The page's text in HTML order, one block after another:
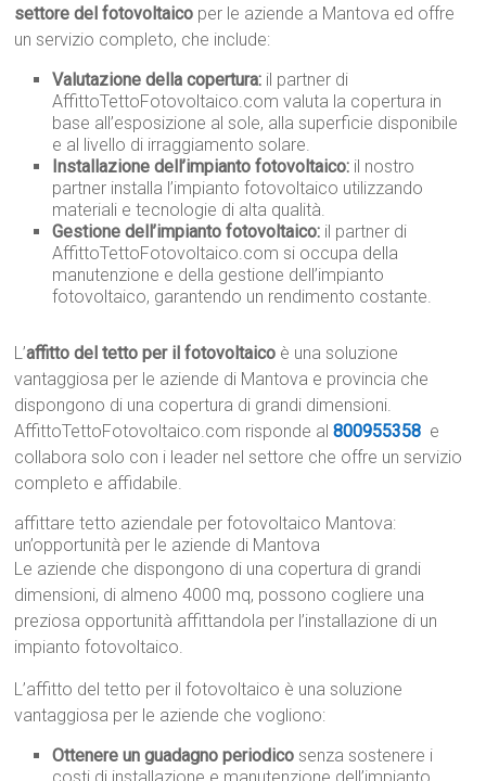
settore del fotovoltaico per le aziende a Mantova ed offre
un servizio completo, che include:
Valutazione della copertura: il partner di
AffittoTettoFotovoltaico.com valuta la copertura in
base all’esposizione al sole, alla superficie disponibile
e al livello di irraggiamento solare.
Installazione dell’impianto fotovoltaico: il nostro
partner installa l’impianto fotovoltaico utilizzando
materiali e tecnologie di alta qualità.
Gestione dell’impianto fotovoltaico: il partner di
AffittoTettoFotovoltaico.com si occupa della
manutenzione e della gestione dell’impianto
fotovoltaico, garantendo un rendimento costante.
L’affitto del tetto per il fotovoltaico è una soluzione
vantaggiosa per le aziende di Mantova e provincia che
dispongono di una copertura di grandi dimensioni.
AffittoTettoFotovoltaico.com risponde al800955358 e
collabora solo con i leader nel settore che offre un servizio
completo e affidabile.
affittare tetto aziendale per fotovoltaico Mantova:
un’opportunità per le aziende di Mantova
Le aziende che dispongono di una copertura di grandi
dimensioni, di almeno 4000 mq, possono cogliere una
preziosa opportunità affittandola per l’installazione di un
impianto fotovoltaico.
L’affitto del tetto per il fotovoltaico è una soluzione
vantaggiosa per le aziende che vogliono:
Ottenere un guadagno periodico senza sostenere i